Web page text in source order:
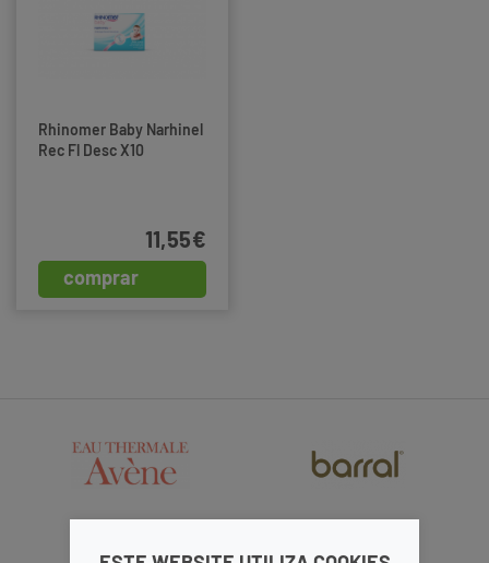
Rhinomer Baby Narhinel
Rec Fl Desc X10
comprar
11,55€